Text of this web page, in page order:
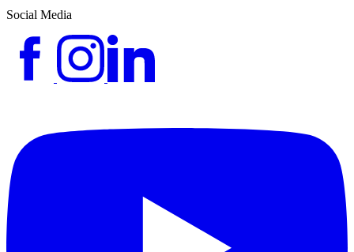
Social Media